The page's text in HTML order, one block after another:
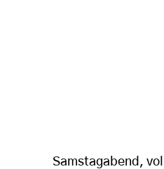
Samstagabend,